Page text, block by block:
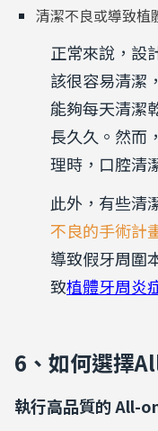
清潔不良或導致植
正常來說，設
該很容易清潔
能夠每天清潔
長久久。然而
理時，口腔清
此外，有些清
不良的手術計
導致假牙周圍
致植體牙周炎
6、如何選擇
執行高品質的 All-